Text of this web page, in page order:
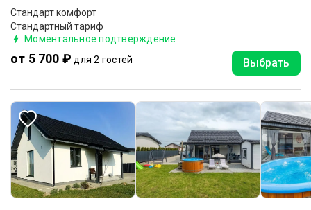
Стандарт комфорт
Стандартный тариф
Моментальное подтверждение
от 5 700 ₽ для 2 гостей Выбрать